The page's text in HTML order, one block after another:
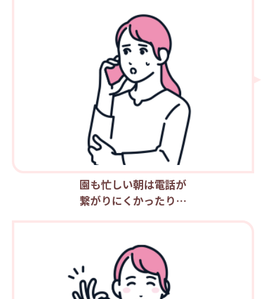
園も忙しい朝は電話が
繋がりにくかったり…